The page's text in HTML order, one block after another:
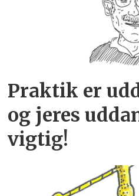
Praktik er
og jeres
vigtig!